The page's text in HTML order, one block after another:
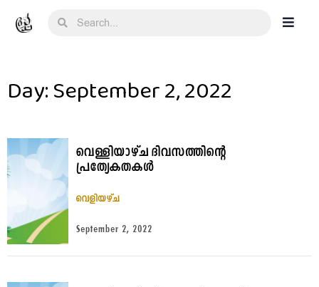
Day: September 2, 2022
വെള്ളിയാഴ്ച ദിവസത്തിന്റെ
പ്രത്യേകതകൾ
വെളിയഴ്ച
September 2, 2022